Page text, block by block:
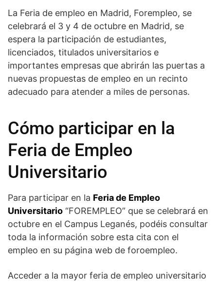
La Feria de empleo en Madrid, Forempleo, se
celebrará el 3 y 4 de octubre en Madrid, se
espera la participación de estudiantes,
licenciados, titulados universitarios e
importantes empresas que abrirán las puertas a
nuevas propuestas de empleo en un recinto
adecuado para atender a miles de personas.
Cómo participar en la
Feria de Empleo
Universitario
Para participar en la Feria de Empleo
Universitario “FOREMPLEO” que se celebrará en
octubre en el Campus Leganés, podéis consultar
toda la información sobre esta cita con el
empleo en su página web de foroempleo.
Acceder a la mayor feria de empleo universitario